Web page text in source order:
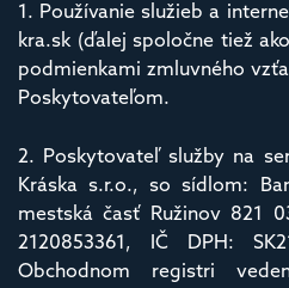
1. Používanie služieb a
kra.sk (ďalej spoločne tiež
podmienkami zmluvného
Poskytovateľom.
2. Poskytovateľ služby na
Kráska s.r.o., so sídlom:
mestská časť Ružinov 821
2120853361, IČ DPH:
Obchodnom registri